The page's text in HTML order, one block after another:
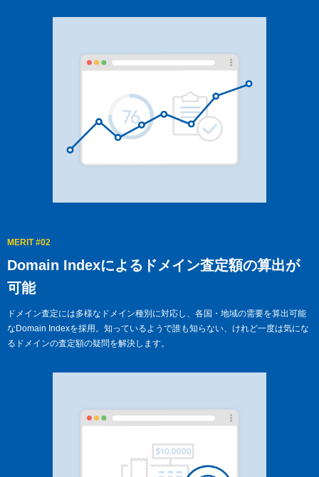
MERIT #02
Domain Indexによる ドメイン査定額の算出が
可能
ドメイン査定には多様なドメイン種別に対応し、各国・地域の需要を算出可能
なDomain Indexを採用。知っているようで誰も知らない、けれど一度は気にな
るドメインの査定額の疑問を解決します。